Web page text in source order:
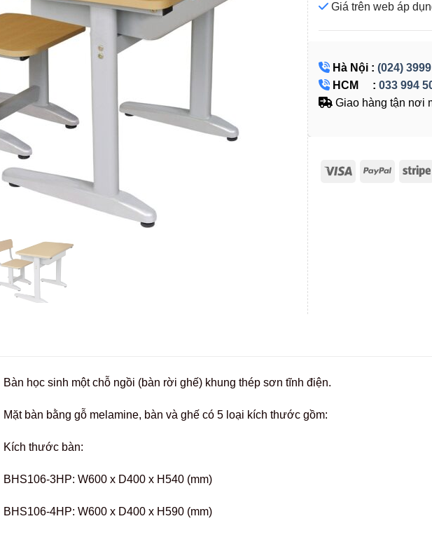
Giá trên web áp
Hà Nội : (024)
HCM : 033 994
Giao hàng tận nơi
Bàn học sinh một chỗ ngồi (bàn rời ghế) khung thép sơn tĩnh điện.
Mặt bàn bằng gỗ melamine, bàn và ghế có 5 loại kích thước gồm:
Kích thước bàn:
BHS106-3HP: W600 x D400 x H540 (mm)
BHS106-4HP: W600 x D400 x H590 (mm)